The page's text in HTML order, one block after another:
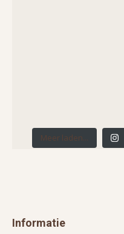
Meer laden...
Informatie